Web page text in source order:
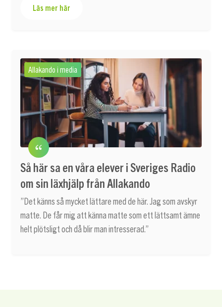
Läs mer här
Allakando i media
Så här sa en våra elever i Sveriges Radio
om sin läxhjälp från Allakando
”Det känns så mycket lättare med de här. Jag som avskyr
matte. De får mig att känna matte som ett lättsamt ämne
helt plötsligt och då blir man intresserad.”